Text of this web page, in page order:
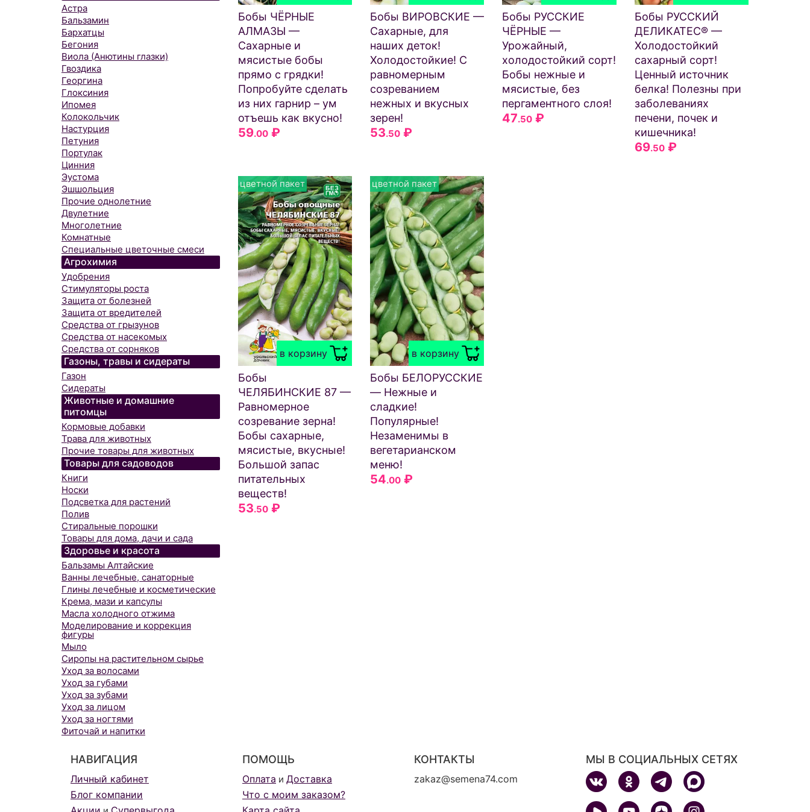
Астра
Бальзамин
Бархатцы
Бегония
Виола (Анютины глазки)
Гвоздика
Георгина
Глоксиния
Ипомея
Колокольчик
Настурция
Петуния
Портулак
Цинния
Эустома
Эшшольция
Прочие однолетние
Двулетние
Многолетние
Комнатные
Специальные цветочные смеси
Агрохимия
Удобрения
Стимуляторы роста
Защита от болезней
Защита от вредителей
Средства от грызунов
Средства от насекомых
Средства от сорняков
Газоны, травы и сидераты
Газон
Сидераты
Животные и домашние
питомцы
Кормовые добавки
Трава для животных
Прочие товары для животных
Товары для садоводов
Книги
Носки
Подсветка для растений
Полив
Стиральные порошки
Товары для дома, дачи и сада
Здоровье и красота
Бальзамы Алтайские
Ванны лечебные, санаторные
Глины лечебные и косметические
Крема, мази и капсулы
Масла холодного отжима
Моделирование и коррекция
фигуры
Мыло
Сиропы на растительном сырье
Уход за волосами
Уход за губами
Уход за зубами
Уход за лицом
Уход за ногтями
Фиточай и напитки
Бобы ЧЁРНЫЕ
АЛМАЗЫ —
Сахарные и
мясистые бобы
прямо с грядки!
Попробуйте сделать
из них гарнир – ум
отъешь как вкусно!
59.00₽
Бобы ВИРОВСКИЕ —
Сахарные, для
наших деток!
Холодостойкие! С
равномерным
созреванием
нежных и вкусных
зерен!
53.50₽
Бобы РУССКИЕ
ЧЁРНЫЕ —
Урожайный,
холодостойкий сорт!
Бобы нежные и
мясистые, без
пергаментного слоя!
47.50 ₽
Бобы РУССКИЙ
ДЕЛИКАТЕС® —
Холодостойкий
сахарный сорт!
Ценный источник
белка! Полезны при
заболеваниях
печени, почек и
кишечника!
69.50₽
в корзину
цветной пакет
Бобы
ЧЕЛЯБИНСКИЕ 87 —
Равномерное
созревание зерна!
Бобы сахарные,
мясистые, вкусные!
Большой запас
питательных
веществ!
53.50₽
в корзину
цветной пакет
Бобы БЕЛОРУССКИЕ
— Нежные и
сладкие!
Популярные!
Незаменимы в
вегетарианском
меню!
54.00₽
НАВИГАЦИЯ
Личный кабинет
Блог компании
ПОМОЩЬ
Оплата и Доставка
Что с моим заказом?
КОНТАКТЫ
zakaz@semena74.com
МЫ В СОЦИАЛЬНЫХ СЕТЯХ